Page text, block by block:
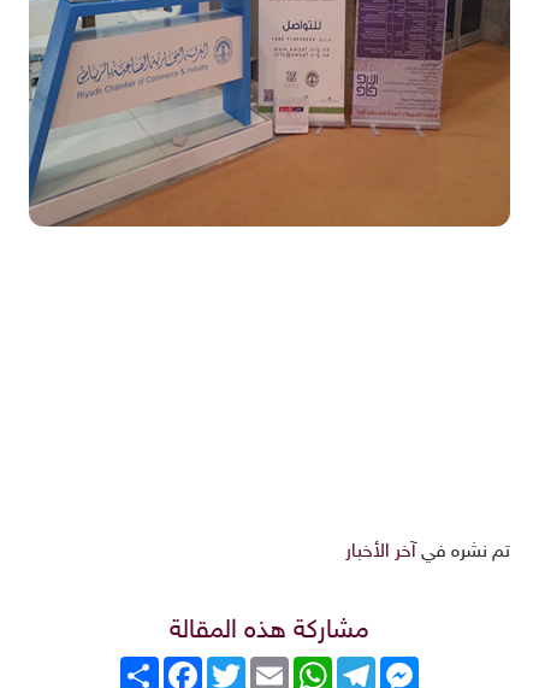
تم نشره في آخر الأخبار
مشاركة هذه المقالة
انشر
FacebookTwitterEmail
WhatsAppTelegram
Messenger